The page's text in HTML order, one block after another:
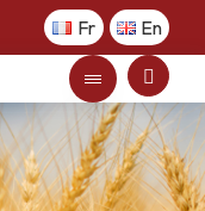
Fr En